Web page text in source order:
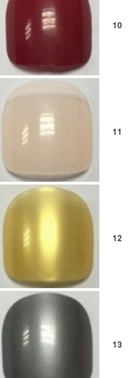
10
11
12
13